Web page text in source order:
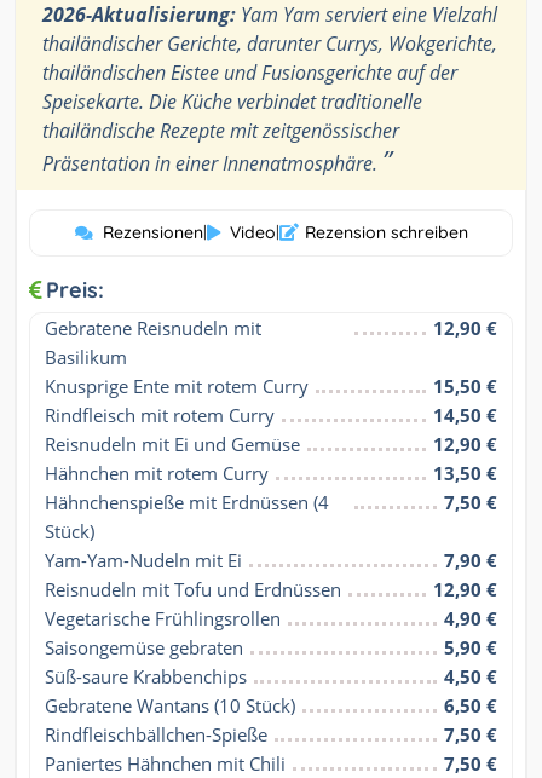
2026-Aktualisierung: Yam Yam serviert eine Vielzahl
thailändischer Gerichte, darunter Currys, Wokgerichte,
thailändischen Eistee und Fusionsgerichte auf der
Speisekarte. Die Küche verbindet traditionelle
thailändische Rezepte mit zeitgenössischer
Präsentation in einer Innenatmosphäre. ”
Rezensionen| Video| Rezension schreiben
Preis:
Gebratene Reisnudeln mit
Basilikum
12,90 €
Knusprige Ente mit rotem Curry
15,50 €
Rindfleisch mit rotem Curry
14,50 €
Reisnudeln mit Ei und Gemüse
12,90 €
Hähnchen mit rotem Curry
13,50 €
Hähnchenspieße mit Erdnüssen (4
Stück)
7,50 €
Yam-Yam-Nudeln mit Ei
7,90 €
Reisnudeln mit Tofu und Erdnüssen
12,90 €
Vegetarische Frühlingsrollen
4,90 €
Saisongemüse gebraten
5,90 €
Süß-saure Krabbenchips
4,50 €
Gebratene Wantans (10 Stück)
6,50 €
Rindfleischbällchen-Spieße
7,50 €
Paniertes Hähnchen mit Chili
7,50 €